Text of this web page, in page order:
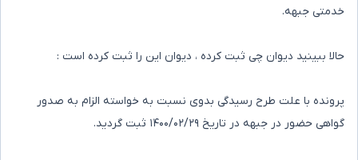
خدمتی جبهه.
حالا ببینید دیوان چی ثبت کرده ، دیوان این را ثبت کرده است :
پرونده با علت طرح رسیدگی بدوی نسبت به خواسته الزام به صدور
گواهی حضور در جبهه در تاریخ ۱۴۰۰/۰۲/۲۹ ثبت گردید.